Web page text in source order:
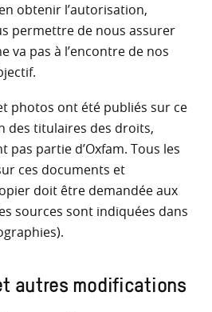
obtenir l’autorisation,
permettre de nous assurer
va pas à l’encontre de nos
photos ont été publiés sur ce
des titulaires des droits,
pas partie d’Oxfam. Tous les
ces documents et
doit être demandée aux
sources sont indiquées dans
autres modifications